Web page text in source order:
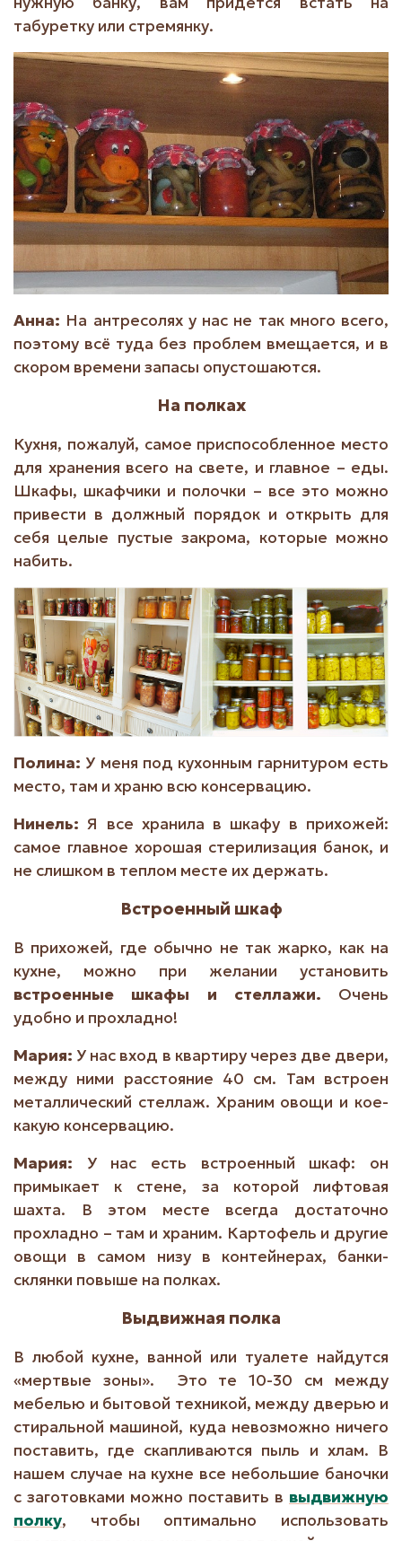
табуретку или стремянку.
Анна: На антресолях у нас не так много всего,
поэтому всё туда без проблем вмещается, и в
скором времени запасы опустошаются.
На полках
Кухня, пожалуй, самое приспособленное место
для хранения всего на свете, и главное – еды.
Шкафы, шкафчики и полочки – все это можно
привести в должный порядок и открыть для
себя целые пустые закрома, которые можно
набить.
Полина: У меня под кухонным гарнитуром есть
место, там и храню всю консервацию.
Нинель: Я все хранила в шкафу в прихожей:
самое главное хорошая стерилизация банок, и
не слишком в теплом месте их держать.
Встроенный шкаф
В прихожей, где обычно не так жарко, как на
кухне, можно при желании установить
встроенные шкафы и стеллажи. Очень
удобно и прохладно!
Мария: У нас вход в квартиру через две двери,
между ними расстояние 40 см. Там встроен
металлический стеллаж. Храним овощи и кое-
какую консервацию.
Мария: У нас есть встроенный шкаф: он
примыкает к стене, за которой лифтовая
шахта. В этом месте всегда достаточно
прохладно – там и храним. Картофель и другие
овощи в самом низу в контейнерах, банки-
склянки повыше на полках.
Выдвижная полка
В любой кухне, ванной или туалете найдутся
«мертвые зоны». Это те 10-30 см между
мебелью и бытовой техникой, между дверью и
стиральной машиной, куда невозможно ничего
поставить, где скапливаются пыль и хлам. В
нашем случае на кухне все небольшие баночки
с заготовками можно поставить в выдвижную
полку, чтобы оптимально использовать